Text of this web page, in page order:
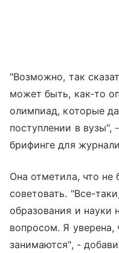
"Возможно, так
может быть, как-то
олимпиад, которые
поступлении в вузы",
брифинге для
Она отметила, что не
советовать. "Все-
образования и науки
вопросом. Я
занимаются", -